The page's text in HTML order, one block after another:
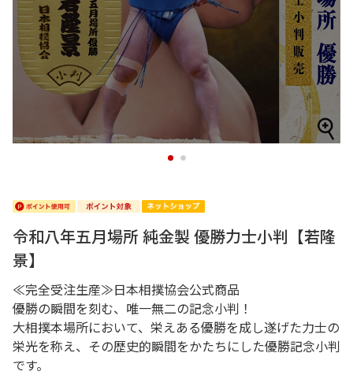
1 2
令和八年五月場所 純金製 優勝力士小判【若隆
景】
≪完全受注生産≫日本相撲協会公式商品
優勝の瞬間を刻む、唯一無二の記念小判！
大相撲本場所において、栄えある優勝を成し遂げた力士の
栄光を称え、その歴史的瞬間をかたちにした優勝記念小判
です。